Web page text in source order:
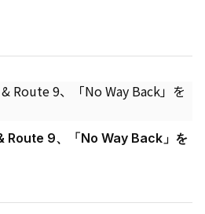
Route 9、「No Way Back」を